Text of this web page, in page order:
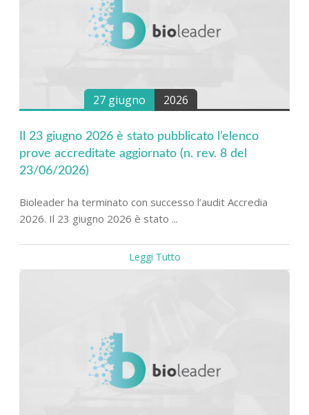
27 giugno 2026
Il 23 giugno 2026 è stato pubblicato l’elenco
prove accreditate aggiornato (n. rev. 8 del
23/06/2026)
Bioleader ha terminato con successo l’audit Accredia
2026. Il 23 giugno 2026 è stato ...
Leggi Tutto